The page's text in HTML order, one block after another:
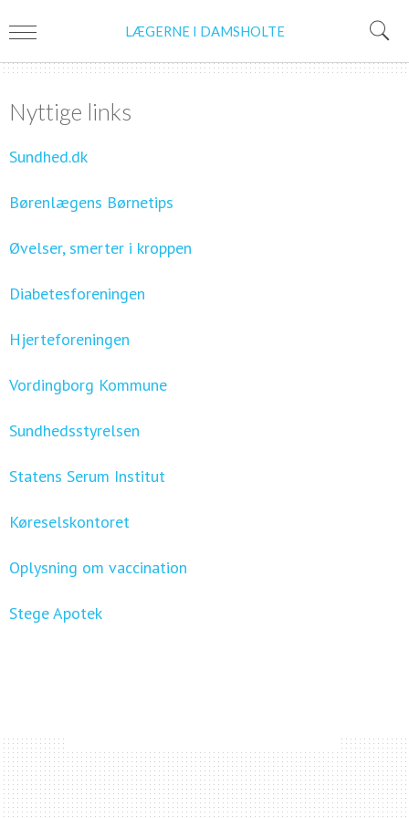
LÆGERNE I DAMSHOLTE
Nyttige links
Sundhed.dk
Børenlægens Børnetips
Øvelser, smerter i kroppen
Diabetesforeningen
Hjerteforeningen
Vordingborg Kommune
Sundhedsstyrelsen
Statens Serum Institut
Køreselskontoret
Oplysning om vaccination
Stege Apotek